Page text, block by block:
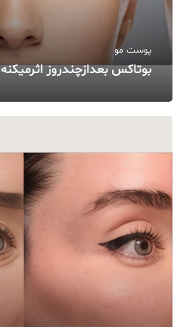
پوست مو
بوتاکس بعدازچندروز اثرمیکنه